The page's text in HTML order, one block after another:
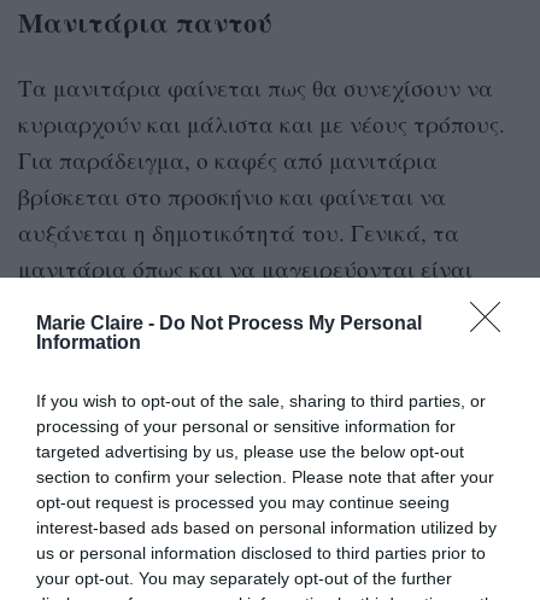
Marie Claire - Do Not Process My Personal
Information
If you wish to opt-out of the sale, sharing to third parties, or
processing of your personal or sensitive information for
targeted advertising by us, please use the below opt-out
section to confirm your selection. Please note that after your
opt-out request is processed you may continue seeing
interest-based ads based on personal information utilized by
us or personal information disclosed to third parties prior to
your opt-out. You may separately opt-out of the further
Μανιτάρια παντού
Τα μανιτάρια φαίνεται πως θα συνεχίσουν να
κυριαρχούν και μάλιστα και με νέους τρόπους.
Για παράδειγμα, ο καφές από μανιτάρια
βρίσκεται στο προσκήνιο και φαίνεται να
αυξάνεται η δημοτικότητά του. Γενικά, τα
μανιτάρια όπως και να μαγειρεύονται είναι
φαγητό
Πρόκειται για εκείνες τις μικρές προσθήκες που
αυξάνουν τα θρεπτικά οφέλη στα φαγητά μας.
Για παράδειγμα κουρκουμάς και τζίντζερ.
Έχουμε αναφερθεί πολλές φορές σε τέτοιου